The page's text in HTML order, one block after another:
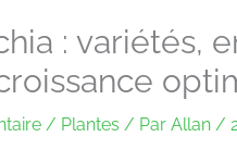
: variétés,
/ Plantes / Par Allan /